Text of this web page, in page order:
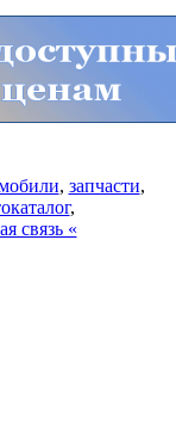
, запчасти,
,
связь «